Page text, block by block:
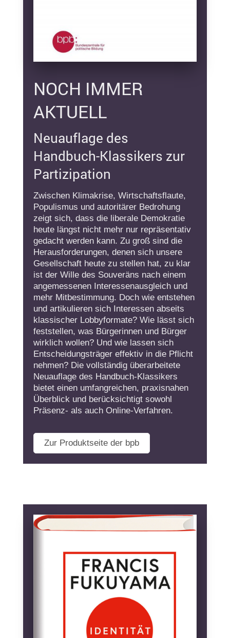
NOCH IMMER
AKTUELL
Neuauflage des
Handbuch-Klassikers zur
Partizipation
Zwischen Klimakrise, Wirtschaftsflaute,
Populismus und autoritärer Bedrohung
zeigt sich, dass die liberale Demokratie
heute längst nicht mehr nur repräsentativ
gedacht werden kann. Zu groß sind die
Herausforderungen, denen sich unsere
Gesellschaft heute zu stellen hat, zu klar
ist der Wille des Souveräns nach einem
angemessenen Interessenausgleich und
mehr Mitbestimmung. Doch wie entstehen
und artikulieren sich Interessen abseits
klassischer Lobbyformate? Wie lässt sich
feststellen, was Bürgerinnen und Bürger
wirklich wollen? Und wie lassen sich
Entscheidungsträger effektiv in die Pflicht
nehmen? Die vollständig überarbeitete
Neuauflage des Handbuch-Klassikers
bietet einen umfangreichen, praxisnahen
Überblick und berücksichtigt sowohl
Präsenz- als auch Online-Verfahren.
Zur Produktseite der bpb